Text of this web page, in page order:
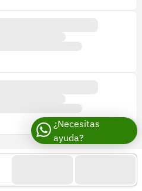
¿Necesitas
ayuda?